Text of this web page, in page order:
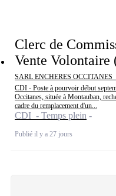
Clerc de
Vente Volontaire
SARL ENCHERES OCCITANES
CDI - Poste à pourvoir début
Occitanes, située à Montauban,
cadre du remplacement d'un...
CDI - Temps plein
Publié il y a 27 jours